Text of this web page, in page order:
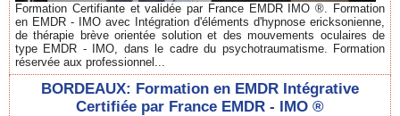
Formation Certifiante et validée par France EMDR IMO ®. Formation
en EMDR - IMO avec Intégration d'éléments d'hypnose ericksonienne,
de thérapie brève orientée solution et des mouvements oculaires de
type EMDR - IMO, dans le cadre du psychotraumatisme. Formation
réservée aux professionnel...
BORDEAUX: Formation en EMDR Intégrative
Certifiée par France EMDR - IMO ®